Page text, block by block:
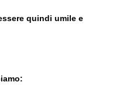
quindi umile e